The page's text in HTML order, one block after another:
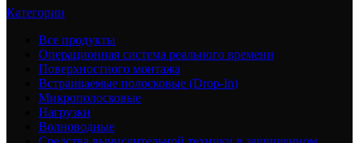
Категории
Все продукты
Операционная система реального времени
Поверхностного монтажа
Встраиваемые полосковые (Drop-In)
Микрополосковые
Нагрузки
Волноводные